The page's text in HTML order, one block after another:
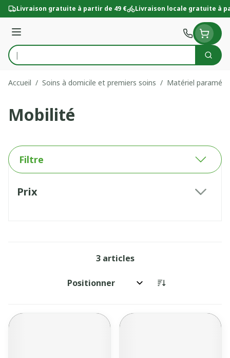
Aller au contenu
Livraison gratuite à partir de 49 € Livraison locale gratuite à
Menu
Rechercher
Accueil / Soins à domicile et premiers soins / Matériel
Mobilité
Filtre
Prix
3articles
Trier par: